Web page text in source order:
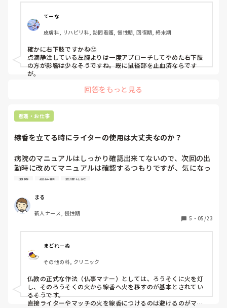
左上肢は正中近くに点滴ルートが留置されていました。
左下肢は特に処置やトラブルのない部位だったため1セット
は左下肢を選択しました。
もう一つは左上肢の手背を選ぼうとしたのですが、先輩から
右下肢でいいよ。穿刺したのは関係ないからと言っていまし
た。
この場合は左上肢よりも右下肢の方が選ぶ部位として正しい
のでしょうか？
てーな
皮膚科, リハビリ科, 訪問看護, 慢性期, 回復期, 終末期
確かに右下肢ですかね🤔
点滴静注している左腕よりは一度アプローチしてやめた右下肢
の方が影響は少なそうですね。既に鼠径部を止血済ならです
が。
回答をもっと見る
看護・お仕事
線香を立てる時にライターの使用は大丈夫なのか？
病院のマニュアルはしっかり確認出来てないので、次回の出
勤時に改めてマニュアルは確認するつもりですが、気になっ
たので質問させてください。
先日、霊安室に行く機会があり線香をたてる場面がありまし
た。
私の務める病院では、マッチを使用しての線香なのですが、
なりました。
そこで、マッチではなくライターを出来れば使用したいで
す。
ライターの使用は一般常識としては許容範囲なのか否かを教
えて欲しいです。
退院 慢性期 看護技術
まる
新人ナース, 慢性期
5 ・ 05/23
まどれーぬ
その他の科, クリニック
仏教の正式な作法（仏事マナー）としては、ろうそくに火を灯
し、そのろうそくの火から線香へ火を移すのが基本とされてい
るそうです。
直接ライターやマッチの火を線香につけるのは避けるのがマナ